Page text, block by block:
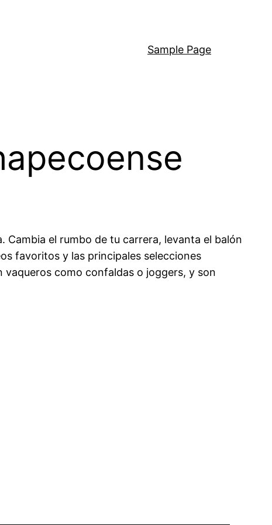
Sample Page
Cambia el rumbo de tu carrera, levanta el balón
favoritos y las principales selecciones
como confaldas o joggers, y son